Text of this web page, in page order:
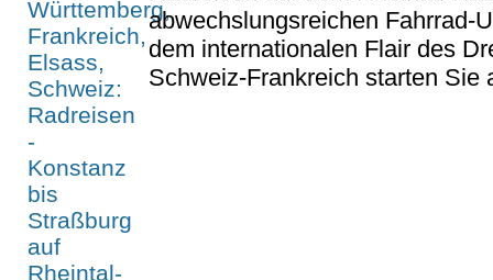
abwechslungsreichen Fahrrad-
dem internationalen Flair des
Schweiz-Frankreich starten Sie